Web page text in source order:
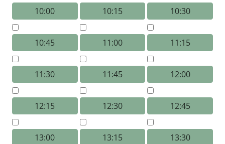
10:00 10:15 10:30
10:45 11:00 11:15
11:30 11:45 12:00
12:15 12:30 12:45
13:00 13:15 13:30